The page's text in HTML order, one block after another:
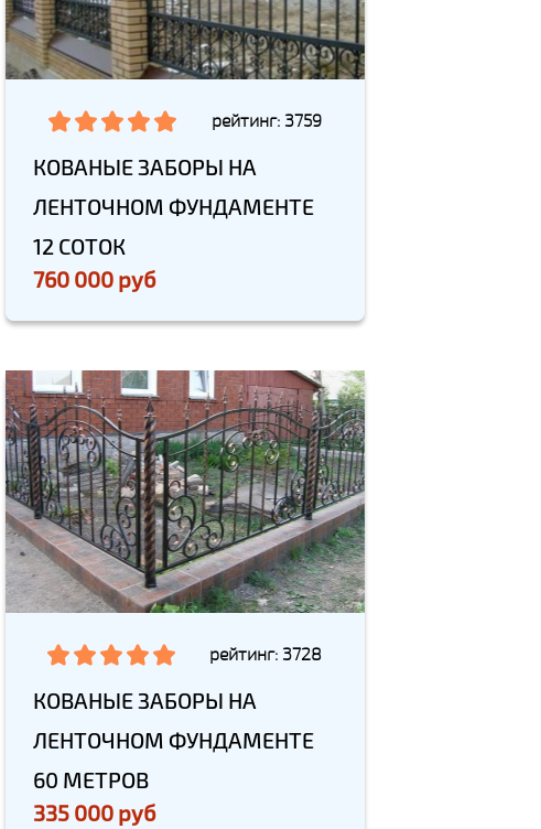
рейтинг: 3759
КОВАНЫЕ ЗАБОРЫ НА
ЛЕНТОЧНОМ ФУНДАМЕНТЕ
12 СОТОК
760 000 руб
рейтинг: 3728
КОВАНЫЕ ЗАБОРЫ НА
ЛЕНТОЧНОМ ФУНДАМЕНТЕ
60 МЕТРОВ
335 000 руб